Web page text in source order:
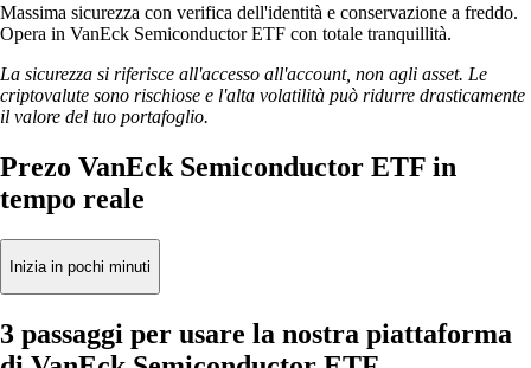
Massima sicurezza con verifica dell'identità e conservazione a freddo.
Opera in VanEck Semiconductor ETF con totale tranquillità.
La sicurezza si riferisce all'accesso all'account, non agli asset. Le
criptovalute sono rischiose e l'alta volatilità può ridurre drasticamente
il valore del tuo portafoglio.
Prezo VanEck Semiconductor ETF in
tempo reale
Inizia in pochi minuti
3 passaggi per usare la nostra piattaforma